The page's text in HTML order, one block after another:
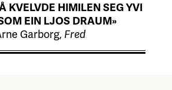
KVELVDE HIMILEN SEG YVI
EIN LJOS DRAUM»
Garborg, Fred